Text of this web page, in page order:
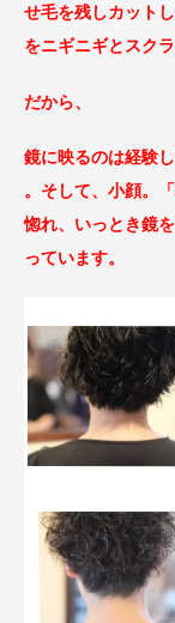
せ毛を残しカット
をニギニギとスク
だから、
鏡に映るのは経験
。そして、小顔。
惚れ、いっとき鏡
っています。